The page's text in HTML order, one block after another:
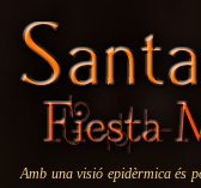
Amb una visió epidèrmica és